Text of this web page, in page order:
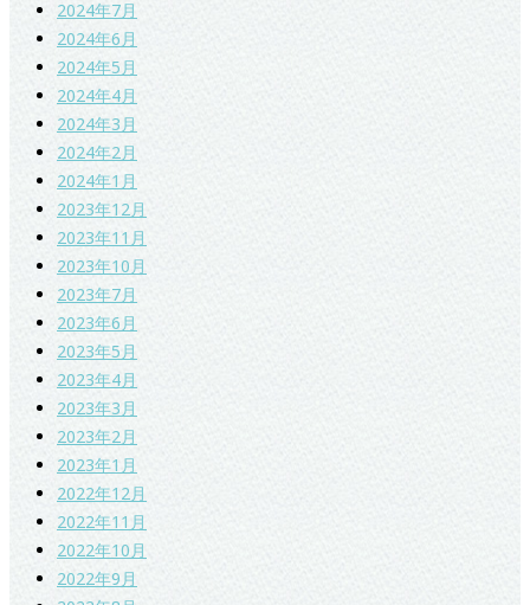
2024年7月
2024年6月
2024年5月
2024年4月
2024年3月
2024年2月
2024年1月
2023年12月
2023年11月
2023年10月
2023年7月
2023年6月
2023年5月
2023年4月
2023年3月
2023年2月
2023年1月
2022年12月
2022年11月
2022年10月
2022年9月